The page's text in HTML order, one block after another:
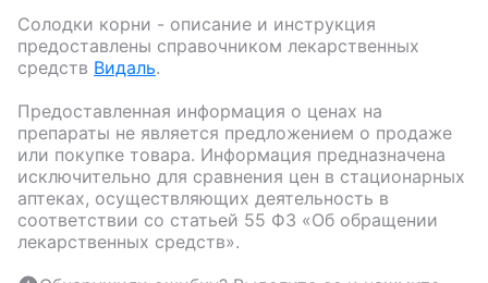
Солодки корни - описание и инструкция
предоставлены справочником лекарственных
средств Видаль.
Предоставленная информация о ценах на
препараты не является предложением о продаже
или покупке товара. Информация предназначена
исключительно для сравнения цен в стационарных
аптеках, осуществляющих деятельность в
соответствии со статьей 55 ФЗ «Об обращении
лекарственных средств».